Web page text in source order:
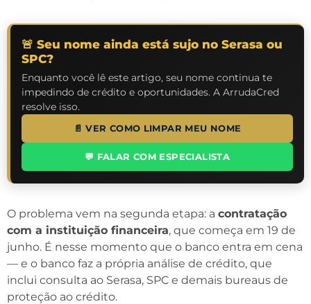
🚨 Seu nome ainda está sujo no Serasa ou
SPC?
Enquanto você lê este artigo, seu nome continua te
impedindo de crédito e oportunidades. A ArrudaCred
resolve isso.
📄 VER COMO LIMPAR MEU NOME
💬 FALAR COM ESPECIALISTA
O problema vem na segunda etapa: a contratação
com a instituição financeira, que começa em 19 de
junho. É nesse momento que o banco entra em cena
— e o banco faz a própria análise de crédito, que
inclui consulta ao Serasa, SPC e demais bureaus de
proteção ao crédito.